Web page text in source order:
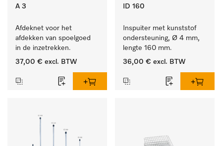
A 3
Afdeknet voor het
afdekken van spoelgoed
in de inzetrekken.
37,00 € excl. BTW
ID 160
Inspuiter met kunststof
ondersteuning, Ø 4 mm,
lengte 160 mm.
36,00 € excl. BTW